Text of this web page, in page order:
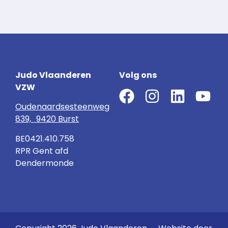
Judo Vlaanderen
VZW
Oudenaardsesteenweg
839, 9420 Burst
BE0421.410.758
RPR Gent afd
Dendermonde
Volg ons